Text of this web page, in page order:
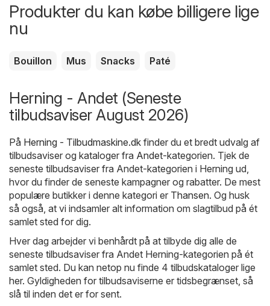
Produkter du kan købe billigere lige
nu
Bouillon Mus Snacks Paté
Herning - Andet (Seneste
tilbudsaviser August 2026)
På Herning - Tilbudmaskine.dk finder du et bredt udvalg af
tilbudsaviser og kataloger fra Andet-kategorien. Tjek de
seneste tilbudsaviser fra Andet-kategorien i Herning ud,
hvor du finder de seneste kampagner og rabatter. De mest
populære butikker i denne kategori er Thansen. Og husk
så også, at vi indsamler alt information om slagtilbud på ét
samlet sted for dig.
Hver dag arbejder vi benhårdt på at tilbyde dig alle de
seneste tilbudsaviser fra Andet Herning-kategorien på ét
samlet sted. Du kan netop nu finde 4 tilbudskataloger lige
her. Gyldigheden for tilbudsaviserne er tidsbegrænset, så
slå til inden det er for sent.